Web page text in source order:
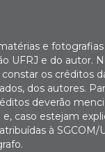
e
UFRJ e do autor.
os créditos
dos autores.
deverão
e, caso estejam
à SGCOM/